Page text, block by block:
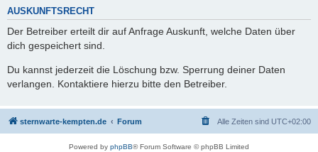
AUSKUNFTSRECHT
Der Betreiber erteilt dir auf Anfrage Auskunft, welche Daten über
dich gespeichert sind.
Du kannst jederzeit die Löschung bzw. Sperrung deiner Daten
verlangen. Kontaktiere hierzu bitte den Betreiber.
sternwarte-kempten.de Forum Alle Zeiten sind UTC+02:00
Powered by phpBB® Forum Software © phpBB Limited